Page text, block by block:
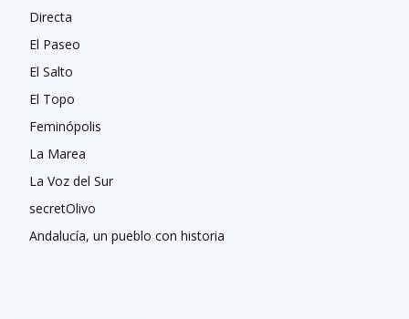
Directa
El Paseo
El Salto
El Topo
Feminópolis
La Marea
La Voz del Sur
secretOlivo
Andalucía, un pueblo con historia